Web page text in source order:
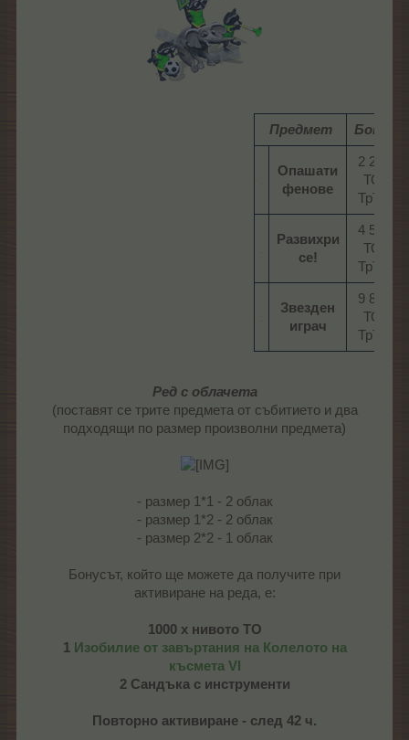
Предмет Бонус
Опашати
феновe
2 200
ТО/
ТрТО​
Развихри
се!
4 500
ТО/
ТрТО​
Звезден
играч
9 800
ТО/
ТрТО​
Ред с облачета
(поставят се трите предмета от събитието и два
подходящи по размер произволни предмета)
- размер 1*1 - 2 облак
- размер 1*2 - 2 облак
- размер 2*2 - 1 облак
Бонусът, който ще можете да получите при
активиране на реда, е:
1000 х нивото ТО
1 Изобилие от завъртания на Колелото на
късмета VI
2 Сандъка с инструменти
Повторно активиране - след 42 ч.